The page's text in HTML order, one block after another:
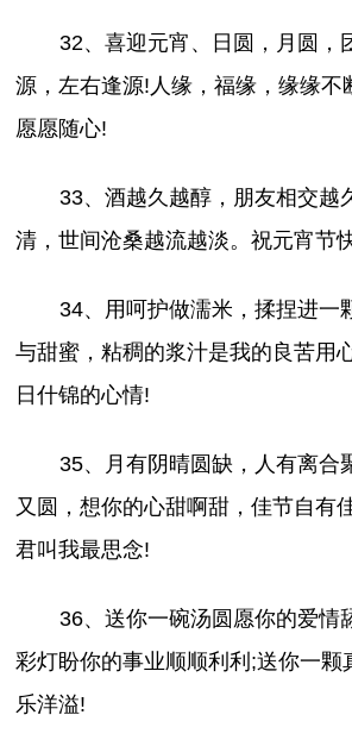
32、喜迎元宵、日圆，月圆，
源，左右逢源!人缘，福缘，缘缘不
愿愿随心!
33、酒越久越醇，朋友相交越
清，世间沧桑越流越淡。祝元宵节
34、用呵护做濡米，揉捏进一
与甜蜜，粘稠的浆汁是我的良苦用
日什锦的心情!
35、月有阴晴圆缺，人有离合
又圆，想你的心甜啊甜，佳节自有
君叫我最思念!
36、送你一碗汤圆愿你的爱情
彩灯盼你的事业顺顺利利;送你一颗
乐洋溢!